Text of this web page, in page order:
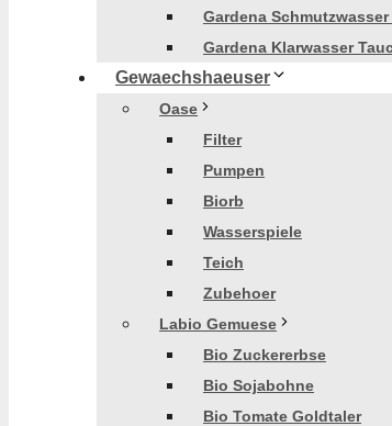
Gardena
Gardena Klarwasser
Gewaechshaeuser
Oase
Filter
Pumpen
Biorb
Wasserspiele
Teich
Zubehoer
Labio Gemuese
Bio Zuckererbse
Bio Sojabohne
Bio Tomate Goldtaler